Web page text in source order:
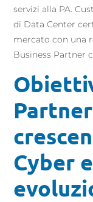
servizi alla PA.
di Data Center
mercato con una
Business Partner
Cyber